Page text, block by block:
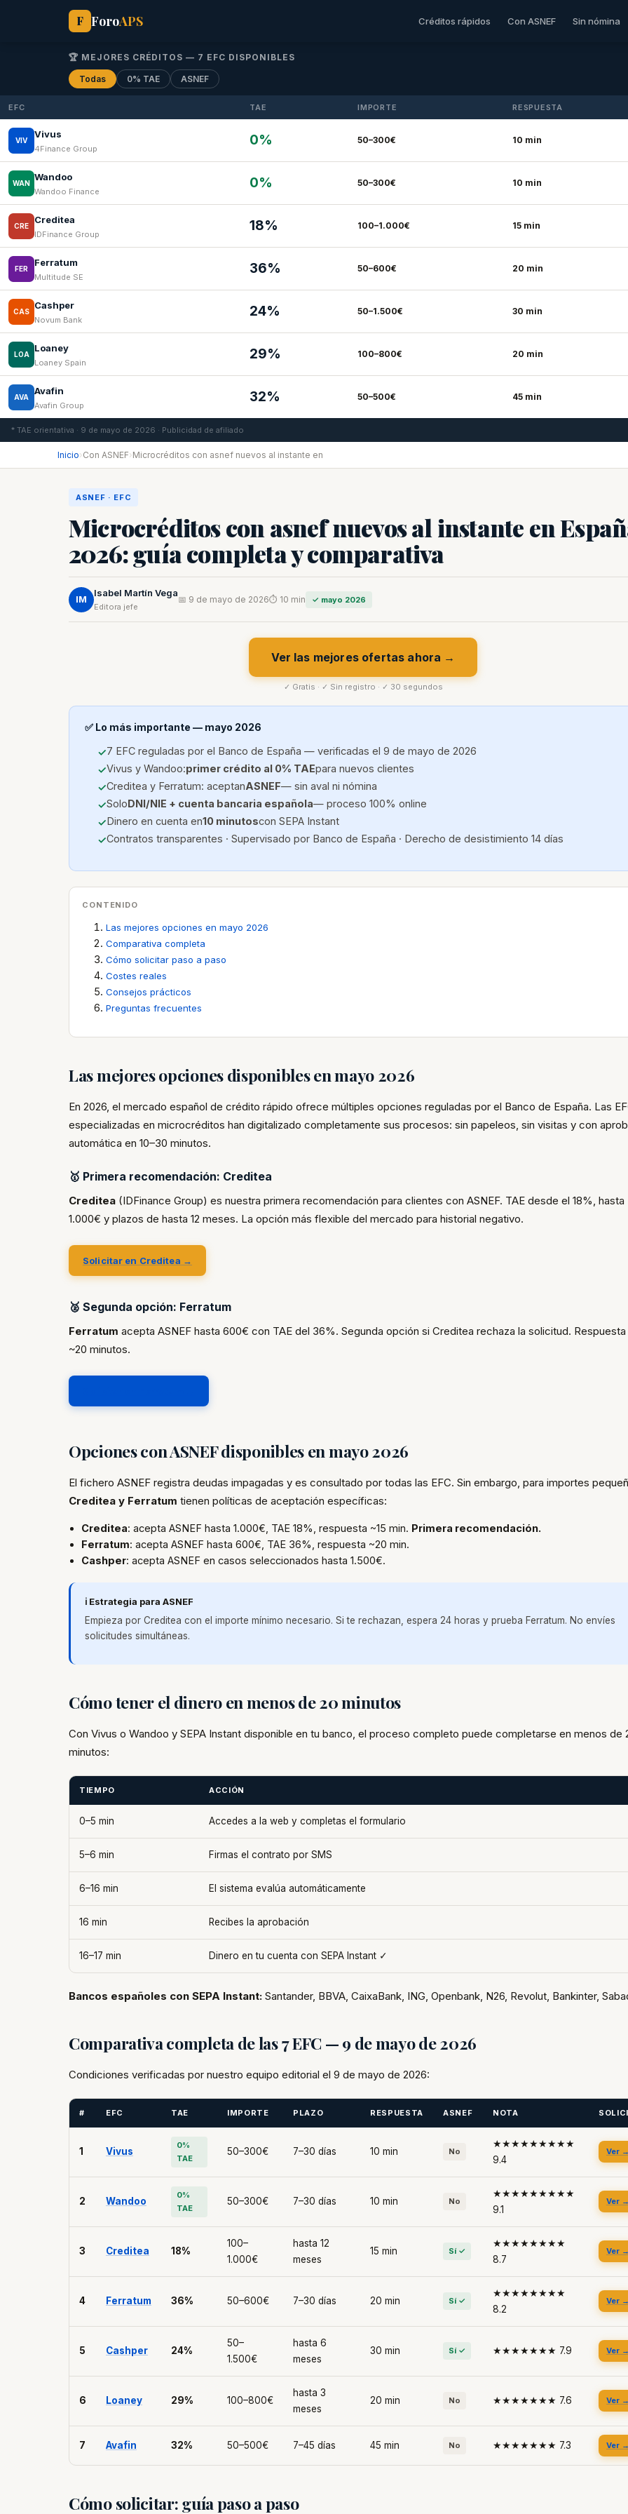
F ForoAPS Créditos rápidos Con ASNEF Sin nómina
🏆 MEJORES CRÉDITOS — 7 EFC DISPONIBLES
Todas 0% TAE ASNEF
EFC TAE IMPORTE RESPUESTA
VIV
Vivus
4Finance Group
0% 50–300€ 10 min
WAN
Wandoo
Wandoo Finance
0% 50–300€ 10 min
CRE
Creditea
IDFinance Group
18% 100–1.000€ 15 min
FER
Ferratum
Multitude SE
36% 50–600€ 20 min
CAS
Cashper
Novum Bank
24% 50–1.500€ 30 min
LOA
Loaney
Loaney Spain
29% 100–800€ 20 min
AVA
Avafin
Avafin Group
32% 50–500€ 45 min
* TAE orientativa · 9 de mayo de 2026 · Publicidad de afiliado
Inicio›Con ASNEF›Microcréditos con asnef nuevos al instante en
ASNEF · EFC
Microcréditos con asnef nuevos al instante en
2026: guía completa y comparativa
IM
Isabel Martín Vega
Editora jefe
📅 9 de mayo de 2026⏱ 10 min ✓ mayo 2026
Ver las mejores ofertas ahora →
✓ Gratis · ✓ Sin registro · ✓ 30 segundos
✅ Lo más importante — mayo 2026
7 EFC reguladas por el Banco de España — verificadas el 9 de mayo de 2026
Vivus y Wandoo:primer crédito al 0% TAEpara nuevos clientes
Creditea y Ferratum: aceptanASNEF— sin aval ni nómina
SoloDNI/NIE + cuenta bancaria española— proceso 100% online
Dinero en cuenta en10 minutoscon SEPA Instant
Contratos transparentes · Supervisado por Banco de España · Derecho de desistimiento 14 días
CONTENIDO
Las mejores opciones en mayo 2026
Comparativa completa
Cómo solicitar paso a paso
Costes reales
Consejos prácticos
Preguntas frecuentes
Las mejores opciones disponibles en mayo 2026
En 2026, el mercado español de crédito rápido ofrece múltiples opciones reguladas por el Banco de España. Las
especializadas en microcréditos han digitalizado completamente sus procesos: sin papeleos, sin visitas y con
automática en 10–30 minutos.
🥇 Primera recomendación: Creditea
Creditea (IDFinance Group) es nuestra primera recomendación para clientes con ASNEF. TAE desde el 18%, hasta
1.000€ y plazos de hasta 12 meses. La opción más flexible del mercado para historial negativo.
Solicitar en Creditea →
🥈 Segunda opción: Ferratum
Ferratum acepta ASNEF hasta 600€ con TAE del 36%. Segunda opción si Creditea rechaza la solicitud. Respuesta
~20 minutos.
Opciones con ASNEF disponibles en mayo 2026
El fichero ASNEF registra deudas impagadas y es consultado por todas las EFC. Sin embargo, para importes
Creditea y Ferratum tienen políticas de aceptación específicas:
Creditea: acepta ASNEF hasta 1.000€, TAE 18%, respuesta ~15 min. Primera recomendación.
Ferratum: acepta ASNEF hasta 600€, TAE 36%, respuesta ~20 min.
Cashper: acepta ASNEF en casos seleccionados hasta 1.500€.
ℹ️ Estrategia para ASNEF
Empieza por Creditea con el importe mínimo necesario. Si te rechazan, espera 24 horas y prueba Ferratum. No envíes
solicitudes simultáneas.
Cómo tener el dinero en menos de 20 minutos
Con Vivus o Wandoo y SEPA Instant disponible en tu banco, el proceso completo puede completarse en menos de
minutos:
TIEMPO ACCIÓN
0–5 min Accedes a la web y completas el formulario
5–6 min Firmas el contrato por SMS
6–16 min El sistema evalúa automáticamente
16 min Recibes la aprobación
16–17 min Dinero en tu cuenta con SEPA Instant ✓
Bancos españoles con SEPA Instant: Santander, BBVA, CaixaBank, ING, Openbank, N26, Revolut, Bankinter,
Comparativa completa de las 7 EFC — 9 de mayo de 2026
Condiciones verificadas por nuestro equipo editorial el 9 de mayo de 2026:
# EFC TAE IMPORTE PLAZO RESPUESTA ASNEF NOTA
1 Vivus
0%
TAE
50–300€ 7–30 días 10 min No
★★★★★★★★★
9.4
Ver
2 Wandoo
0%
TAE
50–300€ 7–30 días 10 min No
★★★★★★★★★
9.1
Ver
3 Creditea 18%
100–
1.000€
hasta 12
meses
15 min Sí ✓
★★★★★★★★
8.7
Ver
4 Ferratum 36% 50–600€ 7–30 días 20 min Sí ✓
★★★★★★★★
8.2
Ver
5 Cashper 24%
50–
1.500€
hasta 6
meses
30 min Sí ✓ ★★★★★★★ 7.9 Ver
6 Loaney 29% 100–800€
hasta 3
meses
20 min No ★★★★★★★ 7.6 Ver
7 Avafin 32% 50–500€ 7–45 días 45 min No ★★★★★★★ 7.3 Ver
Cómo solicitar: guía paso a paso